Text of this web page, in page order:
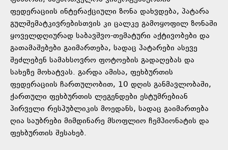
ფედერაციის ინტერაქციული ზონა დახვდება, პატარა
გულშემატკივრებისთვის კი ცალკე გამოყოფილ ზონაში
ყოველდღიურად საბავშვო-თემატური აქტივობები და
გათამაშებები გაიმართება, სადაც პატარები ასევე
შეძლებენ სამახსოვრო ფოტოების გადაღებას და
სახეზე მოხატვას. გარდა ამისა, ფეხბურთის
ფედერაციის ჩართულობით, 10 დღის განმავლობაში,
ქართული ფეხბურთის ლეგენდები ესტუმრებიან
პირველი რესპუბლიკის მოედანს, სადაც გაიმართება
ღია საუბრები მიმდინარე მსოფლიო ჩემპიონატის და
ფეხბურთის შესახებ.